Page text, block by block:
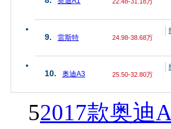
9. 雷斯特 24.98-38.68万
10. 奥迪A3 25.50-32.80万
52017款奥迪